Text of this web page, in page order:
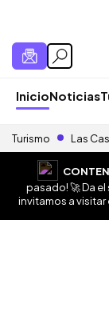
InicioNoticias
Turismo Las
pasado! 🚀 Da
invitamos a